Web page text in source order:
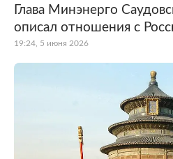
Глава Минэнерго
описал отношения с
19:24, 5 июня 2026